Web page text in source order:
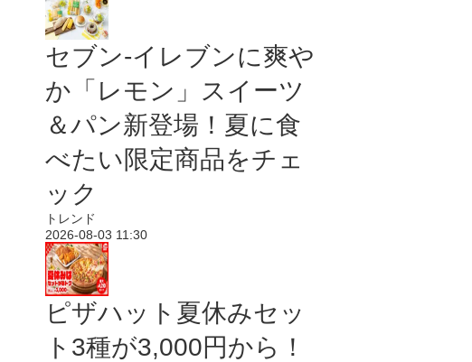
セブン‐イレブンに爽や
か「レモン」スイーツ
＆パン新登場！夏に食
べたい限定商品をチェ
ック
トレンド
2026-08-03 11:30
ピザハット夏休みセッ
ト3種が3,000円から！